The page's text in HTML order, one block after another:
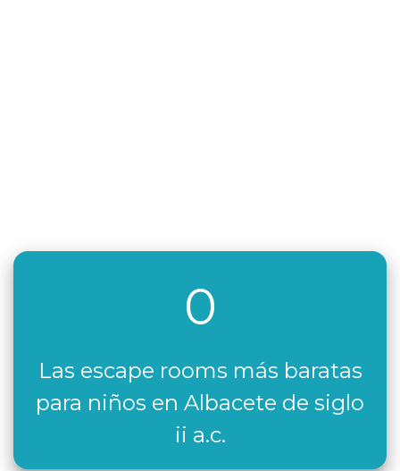
0
Las escape rooms más baratas
para niños en Albacete de siglo
ii a.c.